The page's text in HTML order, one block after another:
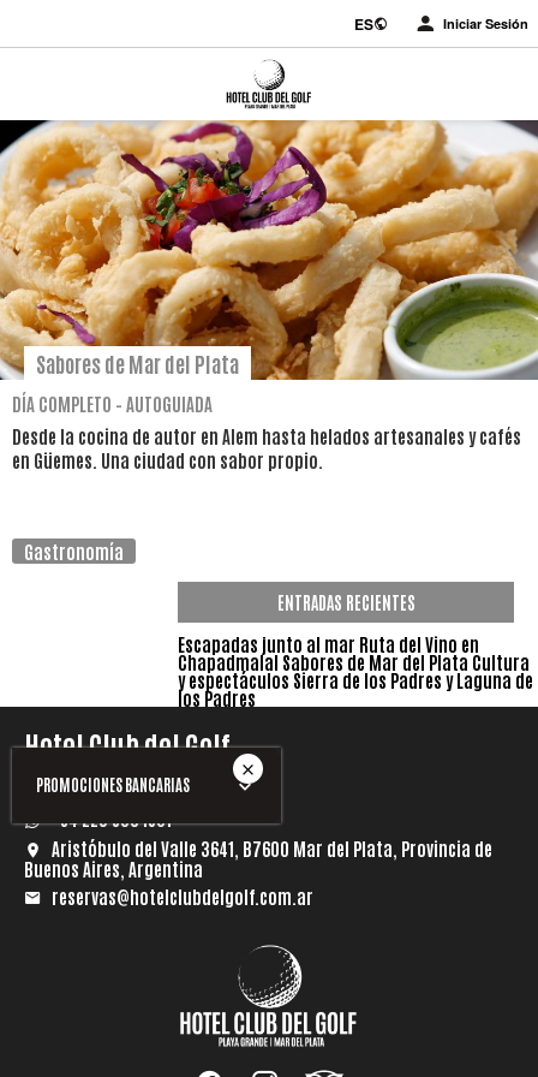
ES Iniciar Sesión
Sabores de Mar del Plata
DÍA COMPLETO – AUTOGUIADA
Desde la cocina de autor en Alem hasta helados artesanales y cafés
en Güemes. Una ciudad con sabor propio.
Gastronomía
ENTRADAS RECIENTES
Escapadas junto al mar Ruta del Vino en
Chapadmalal Sabores de Mar del Plata Cultura
y espectáculos Sierra de los Padres y Laguna de
los Padres
Hotel Club del Golf
+54 9 223 506 1581
+54 223 506 1581
Aristóbulo del Valle 3641, B7600 Mar del Plata, Provincia de
Buenos Aires, Argentina
reservas@hotelclubdelgolf.com.ar
PROMOCIONES BANCARIAS